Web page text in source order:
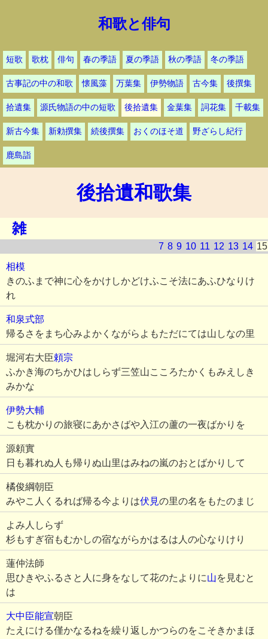
和歌と俳句
短歌 歌枕 俳句 春の季語 夏の季語 秋の季語 冬の季語
古事記の中の和歌 懐風藻 万葉集 伊勢物語 古今集 後撰集
拾遺集 源氏物語の中の短歌 後拾遺集 金葉集 詞花集 千載集
新古今集 新勅撰集 続後撰集 おくのほそ道 野ざらし紀行
鹿島詣
後拾遺和歌集
雑
7 8 9 10 11 12 13 14 15
相模
きのふまで神に心をかけしかどけふこそ法にあふひなりけ
れ
和泉式部
帰るさをまち心みよかくながらよもただにては山しなの里
堀河右大臣頼宗
ふかき海のちかひはしらず三笠山こころたかくもみえしき
みかな
伊勢大輔
こも枕かりの旅寝にあかさばや入江の蘆の一夜ばかりを
源頼實
日も暮れぬ人も帰りぬ山里はみねの嵐のおとばかりして
橘俊綱朝臣
みやこ人くるれば帰る今よりは伏見の里の名をもたのまじ
よみ人しらず
杉もすぎ宿もむかしの宿ながらかはるは人の心なりけり
蓮仲法師
思ひきやふるさと人に身をなして花のたよりに山を見むと
は
大中臣能宣朝臣
たえにける僅かなるねを繰り返しかつらのをこそきかまほ